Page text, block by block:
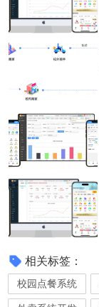
相关标签：
校园点餐系统